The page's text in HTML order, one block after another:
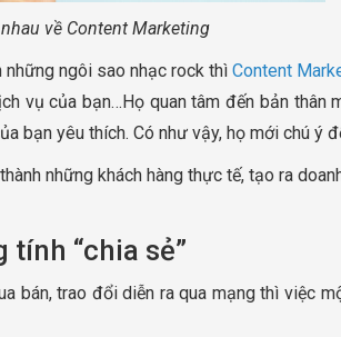
về Content Marketing
những ngôi sao nhạc rock thì Content
vụ của bạn…Họ quan tâm đến bản thân
bạn yêu thích. Có như vậy, họ mới chú ý
những khách hàng thực tế, tạo ra
tính “chia sẻ”
trao đổi diễn ra qua mạng thì việc